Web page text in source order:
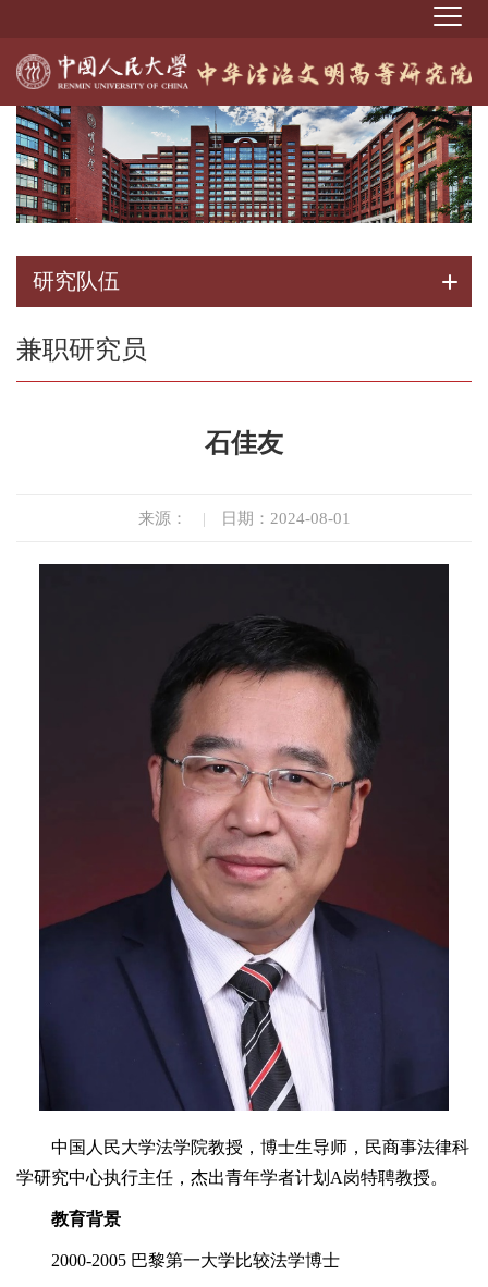
研究队伍
兼职研究员
石佳友
来源： | 日期：2024-08-01
中国人民大学法学院教授，博士生导师，民商事法律科
学研究中心执行主任，杰出青年学者计划A岗特聘教授。
教育背景
2000-2005 巴黎第一大学比较法学博士